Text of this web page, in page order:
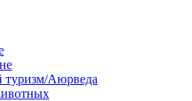
туризм/Аюрведа